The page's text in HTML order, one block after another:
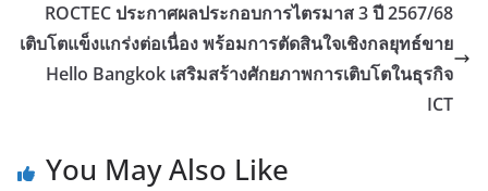
ROCTEC ประกาศผลประกอบการไตรมาส 3 ปี 2567/68
เติบโตแข็งแกร่งต่อเนื่อง พร้อมการตัดสินใจเชิงกลยุทธ์ขาย
Hello Bangkok เสริมสร้างศักยภาพการเติบโตในธุรกิจ
ICT
You May Also Like